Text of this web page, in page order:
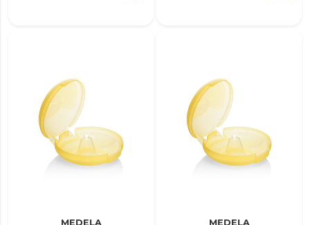
MEDELA MEDELA